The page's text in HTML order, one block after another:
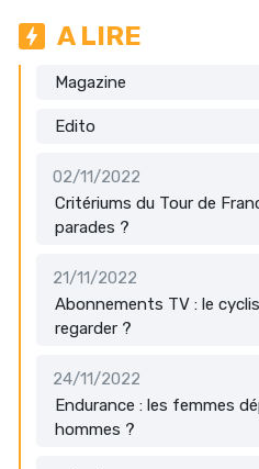
A LIRE
Magazine
Edito
02/11/2022
Critériums du Tour de
parades ?
21/11/2022
Abonnements TV : le
regarder ?
24/11/2022
Endurance : les femmes
hommes ?